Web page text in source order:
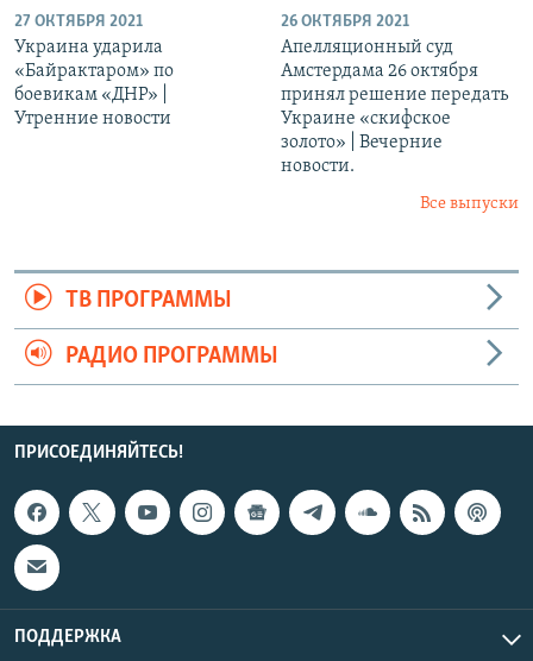
27 ОКТЯБРЯ 2021
Украина ударила
«Байрактаром» по
боевикам «ДНР» |
Утренние новости
26 ОКТЯБРЯ 2021
Апелляционный суд
Амстердама 26 октября
принял решение передать
Украине «скифское
золото» | Вечерние
новости.
Все выпуски
ТВ ПРОГРАММЫ
РАДИО ПРОГРАММЫ
ПРИСОЕДИНЯЙТЕСЬ!
ПОДДЕРЖКА